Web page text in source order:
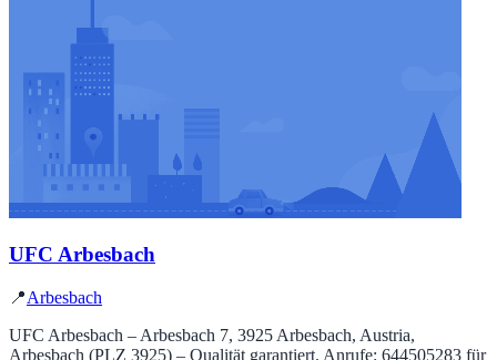
UFC Arbesbach
📍Arbesbach
UFC Arbesbach – Arbesbach 7, 3925 Arbesbach, Austria,
Arbesbach (PLZ 3925) – Qualität garantiert. Anrufe: 644505283 für